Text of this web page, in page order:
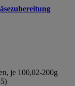
je 100,02-200g